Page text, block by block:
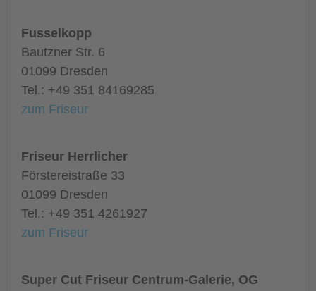
Fusselkopp
Bautzner Str. 6
01099 Dresden
Tel.: +49 351 84169285
zum Friseur
Friseur Herrlicher
Förstereistraße 33
01099 Dresden
Tel.: +49 351 4261927
zum Friseur
Super Cut Friseur Centrum-Galerie, OG